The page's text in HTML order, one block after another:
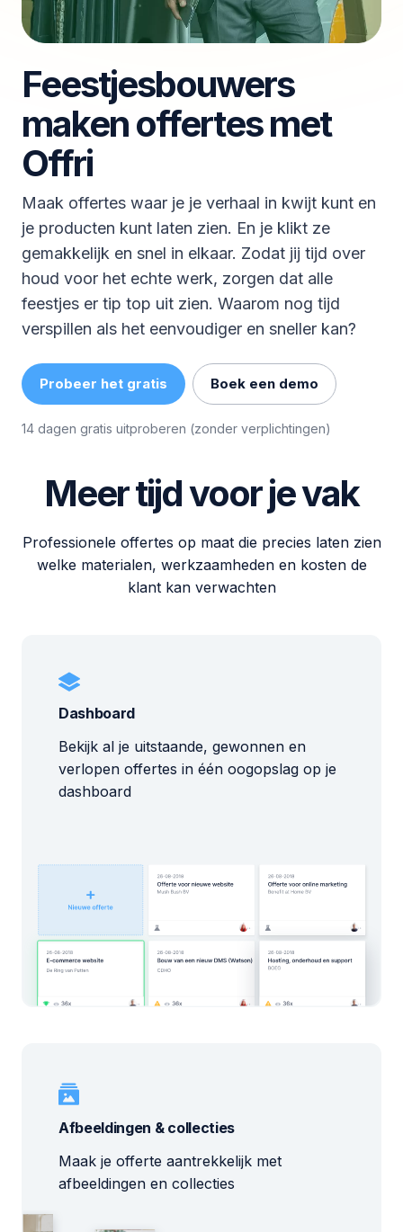
Feestjesbouwers
maken offertes met
Offri
Maak offertes waar je je verhaal in kwijt kunt en
je producten kunt laten zien. En je klikt ze
gemakkelijk en snel in elkaar. Zodat jij tijd over
houd voor het echte werk, zorgen dat alle
feestjes er tip top uit zien. Waarom nog tijd
verspillen als het eenvoudiger en sneller kan?
Probeer het gratis Boek een demo
14 dagen gratis uitproberen (zonder verplichtingen)
Meer tijd voor je vak
Professionele offertes op maat die precies laten zien
welke materialen, werkzaamheden en kosten de
klant kan verwachten
Dashboard
Bekijk al je uitstaande, gewonnen en
verlopen offertes in één oogopslag op je
dashboard
Afbeeldingen & collecties
Maak je offerte aantrekkelijk met
afbeeldingen en collecties